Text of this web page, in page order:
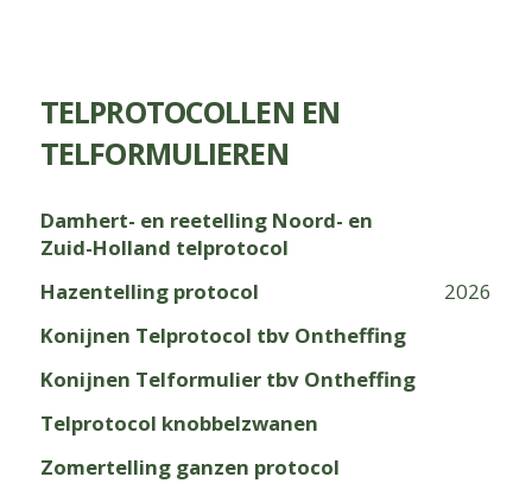
TELPROTOCOLLEN EN
TELFORMULIEREN
Damhert- en reetelling Noord- en
Zuid-Holland telprotocol
Hazentelling protocol
2026
Konijnen Telprotocol tbv Ontheffing
Konijnen Telformulier tbv Ontheffing
Telprotocol knobbelzwanen
Zomertelling ganzen protocol